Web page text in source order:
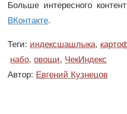
Больше интересного
ВКонтакте.
Теги: индексшашлыка,
набо, овощи, ЧекИндекс
Автор: Евгений Кузнецов